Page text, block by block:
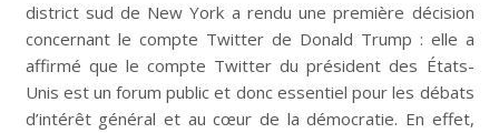
district sud de New York a rendu une première décision
concernant le compte Twitter de Donald Trump : elle a
affirmé que le compte Twitter du président des États-
Unis est un forum public et donc essentiel pour les débats
d’intérêt général et au cœur de la démocratie. En effet,